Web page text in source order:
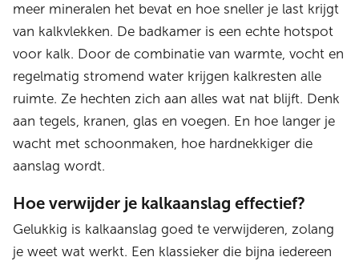
meer mineralen het bevat en hoe sneller je last krijgt
van kalkvlekken. De badkamer is een echte hotspot
voor kalk. Door de combinatie van warmte, vocht en
regelmatig stromend water krijgen kalkresten alle
ruimte. Ze hechten zich aan alles wat nat blijft. Denk
aan tegels, kranen, glas en voegen. En hoe langer je
wacht met schoonmaken, hoe hardnekkiger die
aanslag wordt.
Hoe verwijder je kalkaanslag effectief?
Gelukkig is kalkaanslag goed te verwijderen, zolang
je weet wat werkt. Een klassieker die bijna iedereen